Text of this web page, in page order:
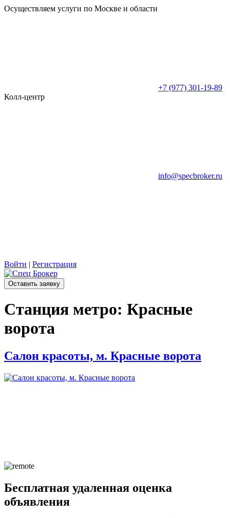
Осуществляем услуги по Москве и области
+7 (977) 301-19-89
Колл-центр
info@specbroker.ru
Войти | Регистрация
Оставить заявку
Станция метро: Красные
ворота
Салон красоты, м. Красные ворота
Бесплатная удаленная оценка
объявления